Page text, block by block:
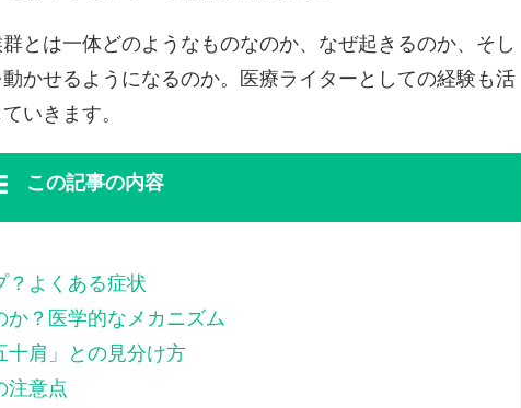
とは一体どのようなものなのか、なぜ起きるのか、そし
かせるようになるのか。医療ライターとしての経験も活
いきます。
この記事の内容
？よくある症状
？医学的なメカニズム
十肩」との見分け方
注意点